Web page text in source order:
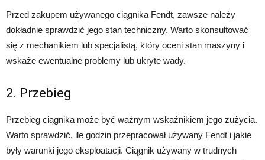
Przed zakupem używanego ciągnika Fendt, zawsze należy
dokładnie sprawdzić jego stan techniczny. Warto skonsultować
się z mechanikiem lub specjalistą, który oceni stan maszyny i
wskaże ewentualne problemy lub ukryte wady.
2. Przebieg
Przebieg ciągnika może być ważnym wskaźnikiem jego zużycia.
Warto sprawdzić, ile godzin przepracował używany Fendt i jakie
były warunki jego eksploatacji. Ciągnik używany w trudnych